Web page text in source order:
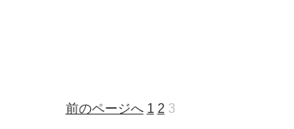
前のページへ 1 2 3